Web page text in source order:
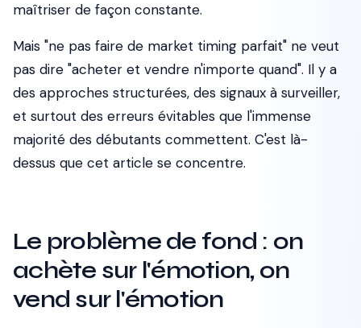
maîtriser de façon constante.
Mais "ne pas faire de market timing parfait" ne veut
pas dire "acheter et vendre n'importe quand". Il y a
des approches structurées, des signaux à surveiller,
et surtout des erreurs évitables que l'immense
majorité des débutants commettent. C'est là-
dessus que cet article se concentre.
Le problème de fond : on
achète sur l'émotion, on
vend sur l'émotion